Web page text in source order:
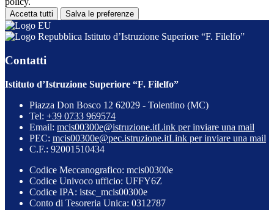
Accetta tutti Salva le preferenze
Istituto d’Istruzione Superiore “F. Filelfo”
Contatti
Istituto d’Istruzione Superiore “F. Filelfo”
Piazza Don Bosco 12 62029 - Tolentino (MC)
Tel: +39 0733 969574
Email: mcis00300e@istruzione.itLink per inviare una mail
PEC: mcis00300e@pec.istruzione.itLink per inviare una mail
C.F.: 92001510434
Codice Meccanografico: mcis00300e
Codice Univoco ufficio: UFFY6Z
Codice IPA: istsc_mcis00300e
Conto di Tesoreria Unica: 0312787